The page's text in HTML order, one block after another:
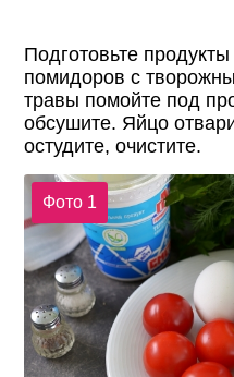
Подготовьте
помидоров с
травы помойте под
обсушите. Яйцо
остудите, очистите.
Фото 1